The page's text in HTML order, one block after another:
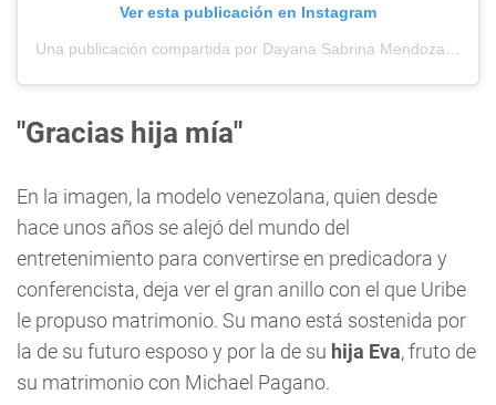
Ver esta publicación en Instagram
"Gracias hija mía"
En la imagen, la modelo venezolana, quien desde
hace unos años se alejó del mundo del
entretenimiento para convertirse en predicadora y
conferencista, deja ver el gran anillo con el que Uribe
le propuso matrimonio. Su mano está sostenida por
la de su futuro esposo y por la de su hija Eva, fruto de
su matrimonio con Michael Pagano.